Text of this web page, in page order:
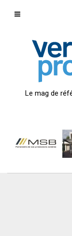
Le mag de